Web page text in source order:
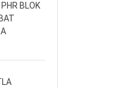
BLOK